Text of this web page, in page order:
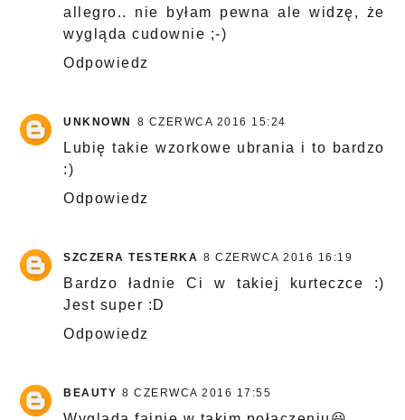
allegro.. nie byłam pewna ale widzę, że
wygląda cudownie ;-)
Odpowiedz
UNKNOWN 8 CZERWCA 2016 15:24
Lubię takie wzorkowe ubrania i to bardzo
:)
Odpowiedz
SZCZERA TESTERKA 8 CZERWCA 2016 16:19
Bardzo ładnie Ci w takiej kurteczce :)
Jest super :D
Odpowiedz
BEAUTY 8 CZERWCA 2016 17:55